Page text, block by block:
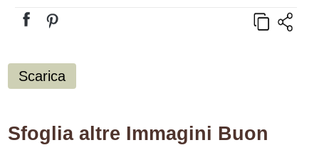
Scarica
Sfoglia altre Immagini Buon